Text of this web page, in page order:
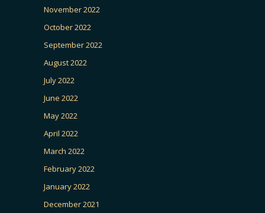
November 2022
October 2022
September 2022
August 2022
July 2022
June 2022
May 2022
April 2022
March 2022
February 2022
January 2022
December 2021